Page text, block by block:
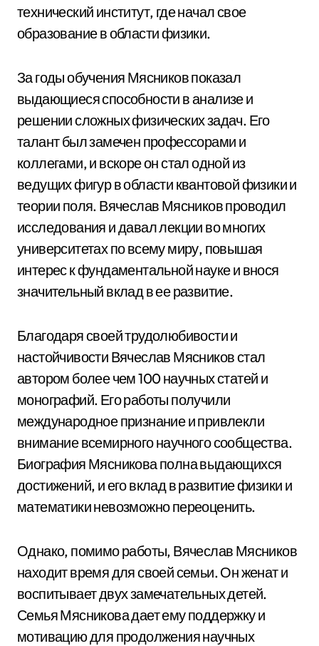
технический институт, где начал свое
образование в области физики.
За годы обучения Мясников показал
выдающиеся способности в анализе и
решении сложных физических задач. Его
талант был замечен профессорами и
коллегами, и вскоре он стал одной из
ведущих фигур в области квантовой физики и
теории поля. Вячеслав Мясников проводил
исследования и давал лекции во многих
университетах по всему миру, повышая
интерес к фундаментальной науке и внося
значительный вклад в ее развитие.
Благодаря своей трудолюбивости и
настойчивости Вячеслав Мясников стал
автором более чем 100 научных статей и
монографий. Его работы получили
международное признание и привлекли
внимание всемирного научного сообщества.
Биография Мясникова полна выдающихся
достижений, и его вклад в развитие физики и
математики невозможно переоценить.
Однако, помимо работы, Вячеслав Мясников
находит время для своей семьи. Он женат и
воспитывает двух замечательных детей.
Семья Мясникова дает ему поддержку и
мотивацию для продолжения научных